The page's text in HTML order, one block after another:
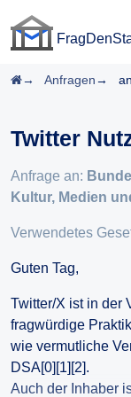
Startseite
Anfragen
Twitter
Anfrage an:
Kultur, Medien
Verwendetes
Guten Tag,
Twitter/X ist in der
fragwürdige
wie vermutliche
DSA[0][1][2].
Auch der Inhaber